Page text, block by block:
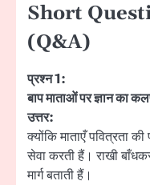
Short
(Q&A)
प्रश्न 1:
बाप माताओं पर ज्ञान का
उत्तर:
क्योंकि माताएँ पवित्रता
सेवा करती हैं। राखी
मार्ग बताती हैं।